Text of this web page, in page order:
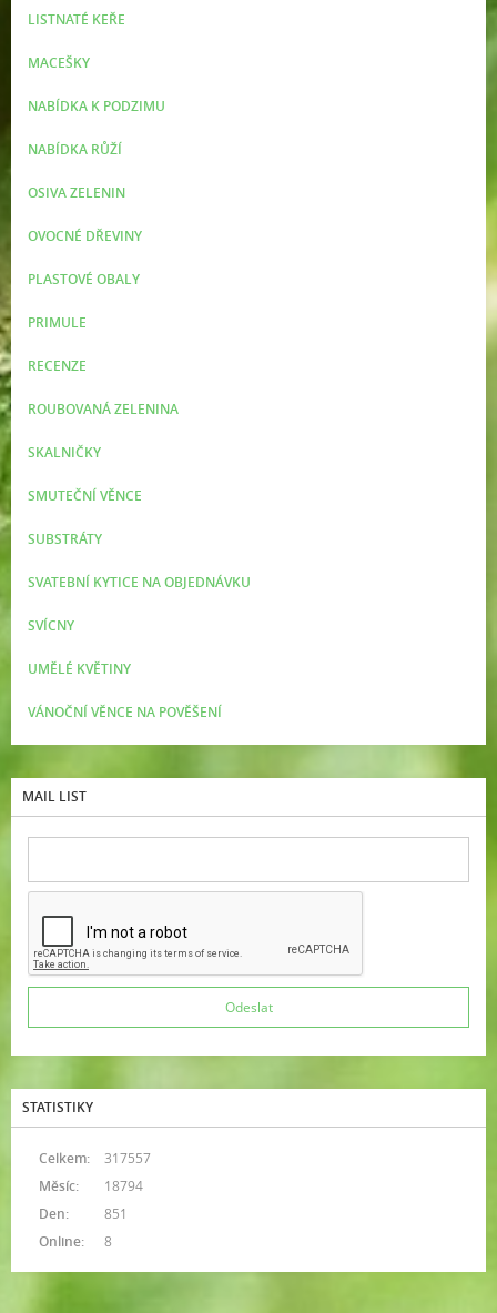
LISTNATÉ KEŘE
MACEŠKY
NABÍDKA K PODZIMU
NABÍDKA RŮŽÍ
OSIVA ZELENIN
OVOCNÉ DŘEVINY
PLASTOVÉ OBALY
PRIMULE
RECENZE
ROUBOVANÁ ZELENINA
SKALNIČKY
SMUTEČNÍ VĚNCE
SUBSTRÁTY
SVATEBNÍ KYTICE NA OBJEDNÁVKU
SVÍCNY
UMĚLÉ KVĚTINY
VÁNOČNÍ VĚNCE NA POVĚŠENÍ
MAIL LIST
STATISTIKY
Online: 8
Celkem:
317557
Měsíc:
18794
Den:
851